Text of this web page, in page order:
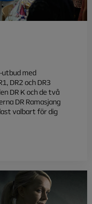
med
DR2 och DR3
DR K och de två
DR Ramasjang
valbart för dig